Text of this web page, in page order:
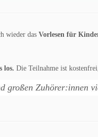
wieder das Vorlesen für
los. Die Teilnahme ist
großen Zuhörer:innen